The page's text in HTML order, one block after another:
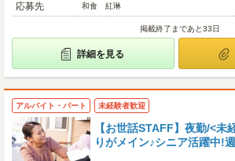
応募先
和食 紅琳
掲載終了まであと33日
詳細を見る
アルバイト・パート 未経験者歓迎
【お世話STAFF】夜勤/<未
りがメイン♪シニア活躍中!